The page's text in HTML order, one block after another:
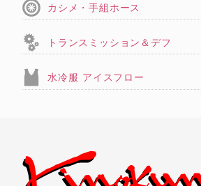
カシメ・手組ホース
トランスミッション＆デフ
水冷服 アイスフロー